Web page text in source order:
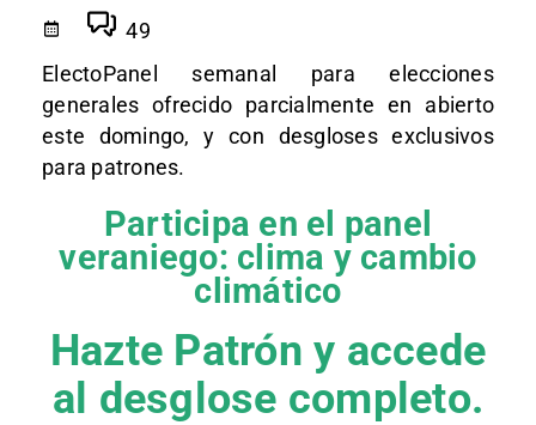
49
ElectoPanel semanal para elecciones
generales ofrecido parcialmente en abierto
este domingo, y con desgloses exclusivos
para patrones.
Participa en el panel
veraniego: clima y cambio
climático
Hazte Patrón y accede
al desglose completo.